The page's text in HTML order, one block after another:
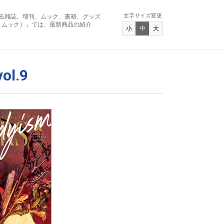
雑誌、増刊、ムック、書籍、グッズ
ック）」では、最新商品の紹介
文字サイズ変更
小 中 大